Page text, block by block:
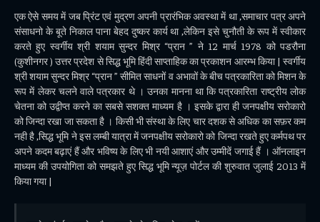
एक ऐसे समय में जब प्रिंट एवं मुद्रण अपनी प्रारंभिक अवस्था में था ,समाचार पत्र अपने
संसाधनो के बूते निकाल पाना बेहद दुष्कर कार्य था ,लेकिन इसे चुनौती के रूप में स्वीकार
करते हुए स्वर्गीय श्री शयाम सुन्दर मिश्र “प्रान ” ने 12 मार्च 1978 को पडरौना
(कुशीनगर ) उत्तर प्रदेश से सिद्ध भूमि हिंदी साप्ताहिक का प्रकाशन आरम्भ किया | स्वर्गीय
श्री शयाम सुन्दर मिश्र “प्रान ” सीमित साधनों व अभावों के बीच पत्रकारिता को मिशन के
रूप में लेकर चलने वाले पत्रकार थे । उनका मानना था कि पत्रकारिता राष्ट्रीय लोक
चेतना को उद्वीप्त करने का सबसे सशक्त माध्यम है । इसके द्वारा ही जनपक्षीय सरोकारो
को जिन्दा रखा जा सकता है । किसी भी संस्था के लिए चार दशक से अधिक का सफ़र कम
नही है ,सिद्ध भूमि ने इस लम्बी यात्रा में जनपक्षीय सरोकारो को जिन्दा रखते हुए कर्मपथ पर
अपने कदम बढ़ाएं हैं और भविष्य के लिए भी नयी आशाएं और उम्मीदें जगाई हैं । ऑनलाइन
माध्यम की उपयोगिता को समझते हुए सिद्ध भूमि न्यूज़ पोर्टल की शुरुवात जुलाई 2013 में
किया गया |